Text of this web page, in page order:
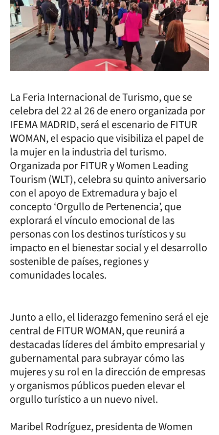
La Feria Internacional de Turismo, que se
celebra del 22 al 26 de enero organizada por
IFEMA MADRID, será el escenario de FITUR
WOMAN, el espacio que visibiliza el papel de
la mujer en la industria del turismo.
Organizada por FITUR y Women Leading
Tourism (WLT), celebra su quinto aniversario
con el apoyo de Extremadura y bajo el
concepto ‘Orgullo de Pertenencia’, que
explorará el vínculo emocional de las
personas con los destinos turísticos y su
impacto en el bienestar social y el desarrollo
sostenible de países, regiones y
comunidades locales.
Junto a ello, el liderazgo femenino será el eje
central de FITUR WOMAN, que reunirá a
destacadas líderes del ámbito empresarial y
gubernamental para subrayar cómo las
mujeres y su rol en la dirección de empresas
y organismos públicos pueden elevar el
orgullo turístico a un nuevo nivel.
Maribel Rodríguez, presidenta de Women